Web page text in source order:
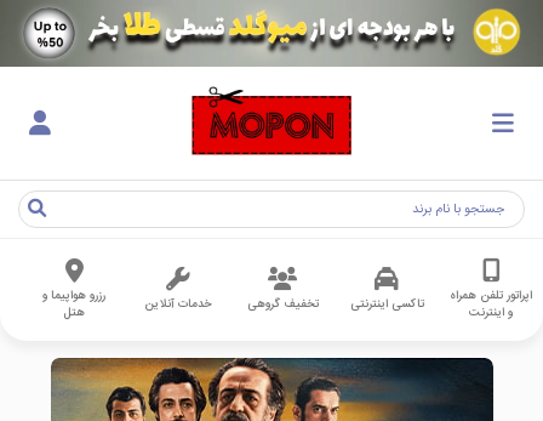
اپراتور تلفن همراه
و اینترنت
تاکسی اینترنتی تخفیف گروهی خدمات آنلاین
رزرو هواپیما و
هتل